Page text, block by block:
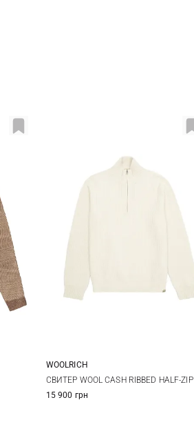
S M L XL
WOOLRICH
СВИТЕР WOOL CASH RIBBED HALF-ZIP
15 900 грн